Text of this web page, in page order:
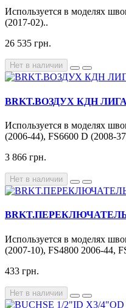
Используется в моделях
(2017-02)..
26 535 грн.
Нет в наличии
BRKT.ВОЗДУХ КДН
Используется в моделях
(2006-44), FS6600 D (2008-
3 866 грн.
Нет в наличии
BRKT.ПЕРЕКЛЮЧАТЕЛЬ
Используется в моделях
(2007-10), FS4800 2006-44,
433 грн.
Нет в наличии